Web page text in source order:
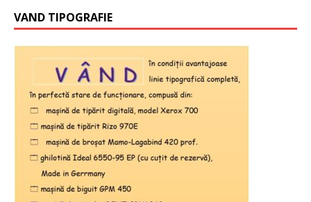
VAND TIPOGRAFIE